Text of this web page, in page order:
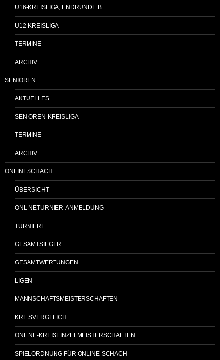
U16-KREISLIGA, ENDRUNDE B
U12-KREISLIGA
TERMINE
ARCHIV
SENIOREN
AKTUELLES
SENIOREN-KREISLIGA
TERMINE
ARCHIV
ONLINESCHACH
ÜBERSICHT
ONLINETURNIER-ANMELDUNG
TURNIERE
GESAMTSIEGER
GESAMTWERTUNGEN
LIGEN
MANNSCHAFTSMEISTERSCHAFTEN
KREISVERGLEICH
ONLINE-KREISEINZELMEISTERSCHAFTEN
SPIELORDNUNG FÜR ONLINE-SCHACH